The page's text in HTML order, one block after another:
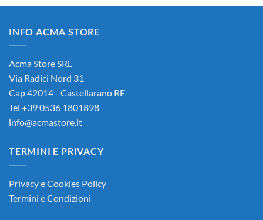
originale
90,00€.
attuale
INFO ACMA STORE
Acma Store SRL
Via Radici Nord 31
Cap 42014 - Castellarano RE
Tel +39 0536 1801898
info@acmastore.it
TERMINI E PRIVACY
Privacy e Cookies Policy
Termini e Condizioni